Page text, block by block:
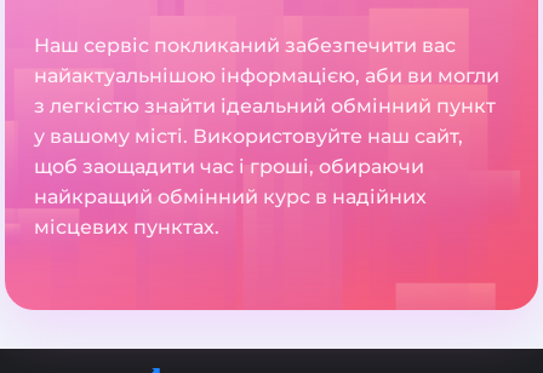
Наш сервіс покликаний забезпечити вас
найактуальнішою інформацією, аби ви могли
з легкістю знайти ідеальний обмінний пункт
у вашому місті. Використовуйте наш сайт,
щоб заощадити час і гроші, обираючи
найкращий обмінний курс в надійних
місцевих пунктах.